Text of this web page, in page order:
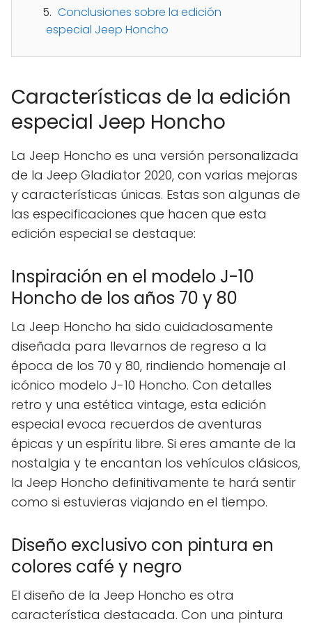
Conclusiones sobre la edición
especial Jeep Honcho
Características de la edición
especial Jeep Honcho
La Jeep Honcho es una versión personalizada
de la Jeep Gladiator 2020, con varias mejoras
y características únicas. Estas son algunas de
las especificaciones que hacen que esta
edición especial se destaque:
Inspiración en el modelo J-10
Honcho de los años 70 y 80
La Jeep Honcho ha sido cuidadosamente
diseñada para llevarnos de regreso a la
época de los 70 y 80, rindiendo homenaje al
icónico modelo J-10 Honcho. Con detalles
retro y una estética vintage, esta edición
especial evoca recuerdos de aventuras
épicas y un espíritu libre. Si eres amante de la
nostalgia y te encantan los vehículos clásicos,
la Jeep Honcho definitivamente te hará sentir
como si estuvieras viajando en el tiempo.
Diseño exclusivo con pintura en
colores café y negro
El diseño de la Jeep Honcho es otra
característica destacada. Con una pintura